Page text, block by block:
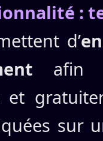
:
d’
afin
et
sur